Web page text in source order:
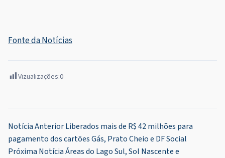
Fonte da Notícias
Vizualizações:0
Navegação
de
Notícia AnteriorLiberados mais de R$ 42 milhões para
pagamento dos cartões Gás, Prato Cheio e DF Social
Próxima NotíciaÁreas do Lago Sul, Sol Nascente e